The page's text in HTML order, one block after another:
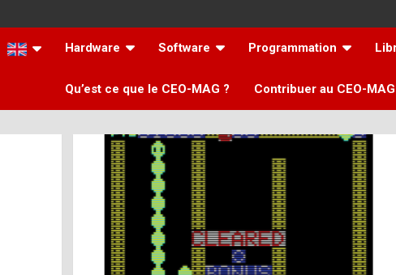
Hardware Software Programmation
Qu’est ce que le CEO-MAG ? Contribuer au CEO-MAG